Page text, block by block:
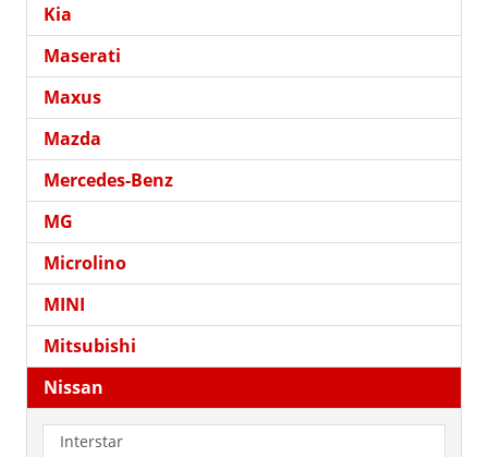
Kia
Maserati
Maxus
Mazda
Mercedes-Benz
MG
Microlino
MINI
Mitsubishi
Nissan
Interstar